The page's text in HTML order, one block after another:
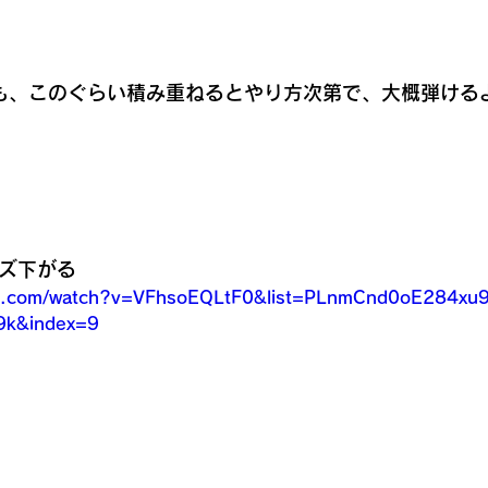
、このぐらい積み重ねるとやり方次第で、大概弾ける
下がる